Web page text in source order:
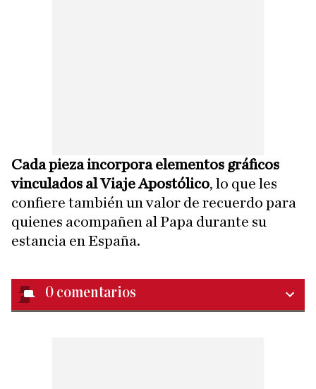
Cada pieza incorpora elementos gráficos
vinculados al Viaje Apostólico, lo que les
confiere también un valor de recuerdo para
quienes acompañen al Papa durante su
estancia en España.
0 comentarios